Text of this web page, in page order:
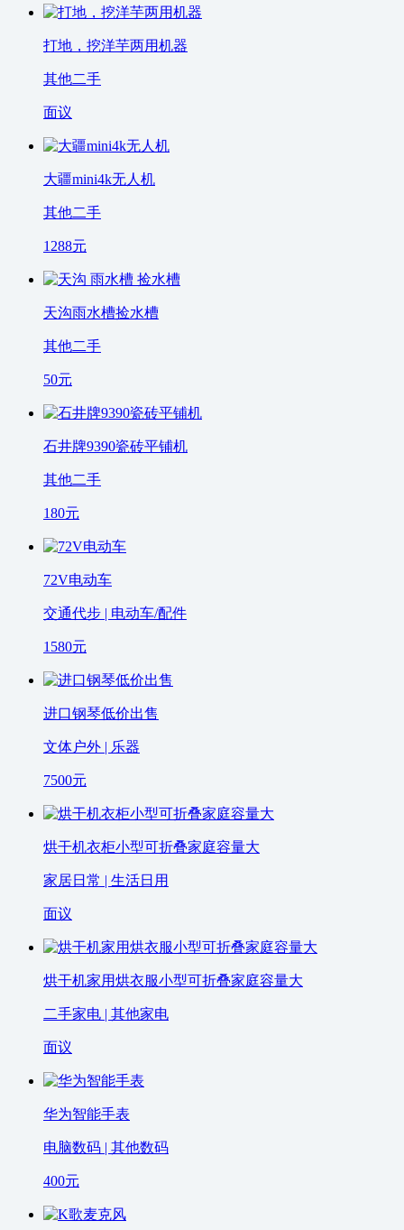
打地，挖洋芋两用机器
其他二手
面议
大疆mini4k无人机
其他二手
1288元
天沟雨水槽捡水槽
其他二手
50元
石井牌9390瓷砖平铺机
其他二手
180元
72V电动车
交通代步 | 电动车/配件
1580元
进口钢琴低价出售
文体户外 | 乐器
7500元
烘干机衣柜小型可折叠家庭容量大
家居日常 | 生活日用
面议
烘干机家用烘衣服小型可折叠家庭容量大
二手家电 | 其他家电
面议
华为智能手表
电脑数码 | 其他数码
400元